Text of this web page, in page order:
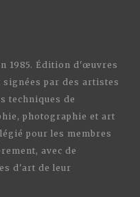
1985. Édition d'œuvres
par des artistes
techniques de
photographie et art
pour les membres
avec de
d'art de leur